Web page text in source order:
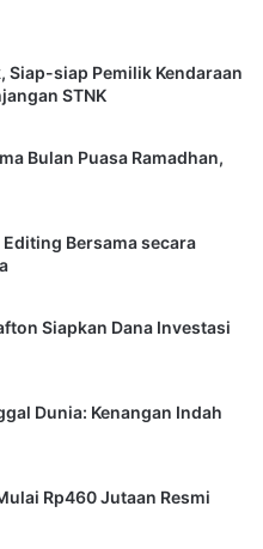
Siap-siap Pemilik Kendaraan
STNK
Bulan Puasa Ramadhan,
Bersama secara
Siapkan Dana Investasi
Dunia: Kenangan Indah
Rp460 Jutaan Resmi